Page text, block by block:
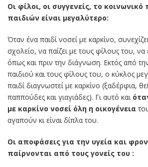
Οι φίλοι, οι συγγενείς, το
παιδιών είναι μεγαλύτερο:
Όταν ένα παιδί νοσεί με καρκίνο,
σχολείο, να παίζει με τους φίλους του, να
όπως και πριν την διάγνωση. Εκτός από
παιδιού και τους φίλους του, ο κύκλος
παιδί διαγνωστεί με καρκίνο (ξαδέρφια,
παππούδες και γιαγιάδες). Γι αυτό και
με καρκίνο νοσεί όλη η οικογένεια
αγαπούν κι είναι δίπλα του.
Οι αποφάσεις για την υγεία και
παίρνονται από τους γονείς του :